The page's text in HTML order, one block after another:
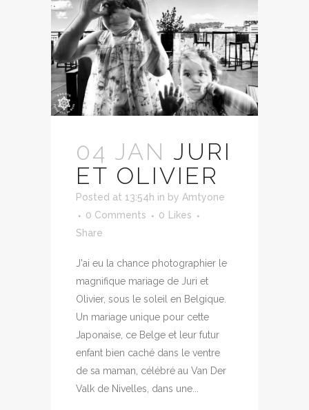
04 JAN JURI
ET OLIVIER
Posted at 13:54h in by Amtyone
0 Comments
0
Likes
Share
J'ai eu la chance photographier le
magnifique mariage de Juri et
Olivier, sous le soleil en Belgique.
Un mariage unique pour cette
Japonaise, ce Belge et leur futur
enfant bien caché dans le ventre
de sa maman, célébré au Van Der
Valk de Nivelles, dans une...